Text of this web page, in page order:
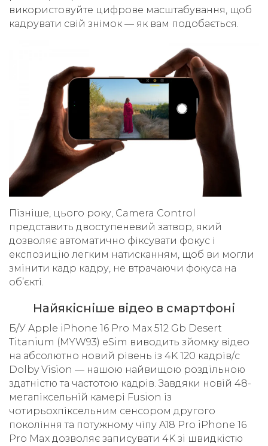
використовуйте цифрове масштабування, щоб
кадрувати свій знімок — як вам подобається.
Пізніше, цього року, Camera Control
представить двоступеневий затвор, який
дозволяє автоматично фіксувати фокус і
експозицію легким натисканням, щоб ви могли
змінити кадр кадру, не втрачаючи фокуса на
об’єкті.
Найякісніше відео в смартфоні
Б/У Apple iPhone 16 Pro Max 512 Gb Desert
Titanium (MYW93) eSim виводить зйомку відео
на абсолютно новий рівень із 4K 120 кадрів/с
Dolby Vision — нашою найвищою роздільною
здатністю та частотою кадрів. Завдяки новій 48-
мегапіксельній камері Fusion із
чотирьохпіксельним сенсором другого
покоління та потужному чіпу A18 Pro iPhone 16
Pro Max дозволяє записувати 4K зі швидкістю